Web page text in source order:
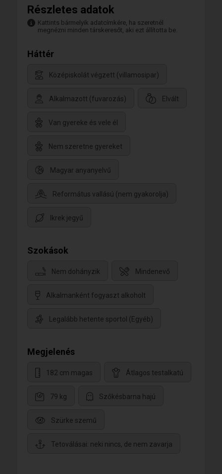
Részletes adatok
Kattints bármelyik adatcímkére, ha szeretnél
megnézni minden társkeresőt, aki ezt állította be.
Háttér
Középiskolát végzett (villamosipar)
Alkalmazott (fuvarozás) Elvált
Van gyereke és vele él
Nem szeretne gyereket
Magyar anyanyelvű
Református vallású (nem gyakorolja)
Ikrek jegyű
Szokások
Nem dohányzik Mindenevő
Alkalmanként fogyaszt alkoholt
Legalább hetente sportol (Egyéb)
Megjelenés
182 cm magas Átlagos testalkatú
79 kg Szőkésbarna hajú
Szürke szemű
Tetoválásai: neki nincs, de nem zavarja